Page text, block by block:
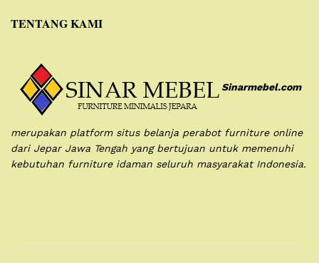
TENTANG KAMI
Sinarmebel.com
merupakan platform situs belanja perabot furniture online
dari Jepar Jawa Tengah yang bertujuan untuk memenuhi
kebutuhan furniture idaman seluruh masyarakat Indonesia.